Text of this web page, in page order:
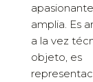
amplia. Es
a la vez
objeto, es